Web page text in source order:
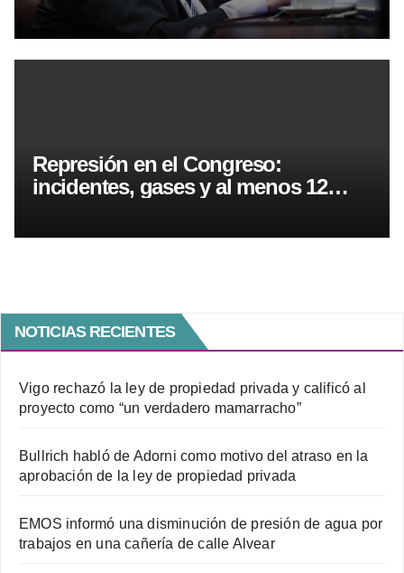
“Es pasible de juicio político”
Represión en el Congreso:
incidentes, gases y al menos 12
NOTICIAS RECIENTES
Vigo rechazó la ley de propiedad privada y calificó al
proyecto como “un verdadero mamarracho”
Bullrich habló de Adorni como motivo del atraso en la
aprobación de la ley de propiedad privada
EMOS informó una disminución de presión de agua por
trabajos en una cañería de calle Alvear